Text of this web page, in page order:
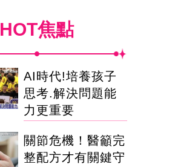
HOT焦點
AI時代!培養孩子
思考.解決問題能
力更重要
關節危機！醫籲完
整配方才有關鍵守